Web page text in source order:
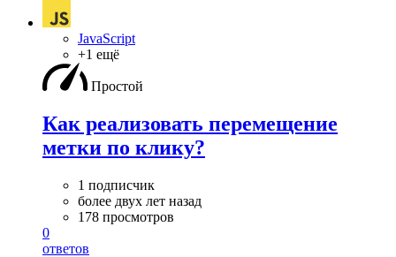
JavaScript
+1 ещё
Простой
Как реализовать перемещение
метки по клику?
1 подписчик
более двух лет назад
178 просмотров
0
ответов